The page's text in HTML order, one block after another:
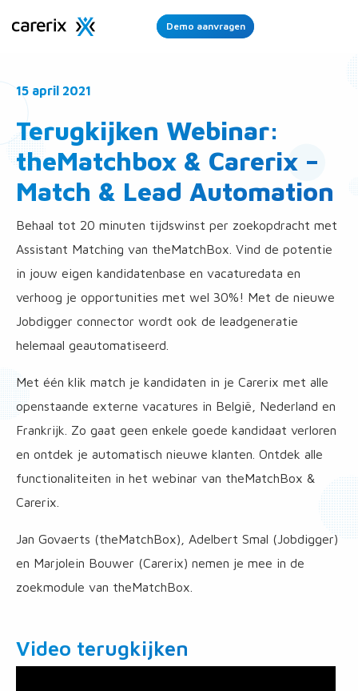
Demo aanvragen
15 april 2021
Terugkijken Webinar:
theMatchbox & Carerix –
Match & Lead Automation
Behaal tot 20 minuten tijdswinst per zoekopdracht met
Assistant Matching van theMatchBox. Vind de potentie
in jouw eigen kandidatenbase en vacaturedata en
verhoog je opportunities met wel 30%! Met de nieuwe
Jobdigger connector wordt ook de leadgeneratie
helemaal geautomatiseerd.
Met één klik match je kandidaten in je Carerix met alle
openstaande externe vacatures in België, Nederland en
Frankrijk. Zo gaat geen enkele goede kandidaat verloren
en ontdek je automatisch nieuwe klanten. Ontdek alle
functionaliteiten in het webinar van theMatchBox &
Carerix.
Jan Govaerts (theMatchBox), Adelbert Smal (Jobdigger)
en Marjolein Bouwer (Carerix) nemen je mee in de
zoekmodule van theMatchBox.
Video terugkijken